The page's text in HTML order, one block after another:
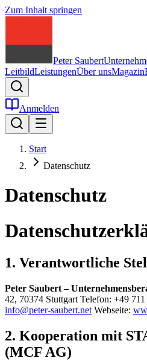
Zum Inhalt springen
Peter Saubert
LeitbildLeistungenÜber unsMagazin
Anmelden
Start
Datenschutz
Datenschutz
1. Verantwortliche
Peter Saubert –
42, 70374 Stuttgart Telefon: +49
info@peter-saubert.net Webseite:
2. Kooperation mit
(MCF AG)